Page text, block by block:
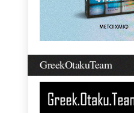
GreekOtakuTeam